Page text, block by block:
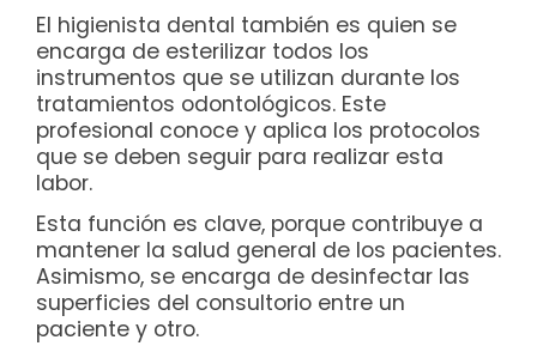
El higienista dental también es quien se
encarga de esterilizar todos los
instrumentos que se utilizan durante los
tratamientos odontológicos. Este
profesional conoce y aplica los protocolos
que se deben seguir para realizar esta
labor.
Esta función es clave, porque contribuye a
mantener la salud general de los pacientes.
Asimismo, se encarga de desinfectar las
superficies del consultorio entre un
paciente y otro.